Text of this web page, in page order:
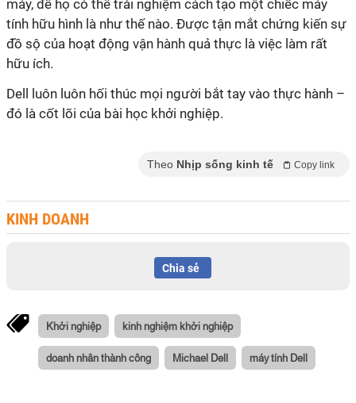
máy, để họ có thể trải nghiệm cách tạo một chiếc máy
tính hữu hình là như thế nào. Được tận mắt chứng kiến sự
đồ sộ của hoạt động vận hành quả thực là việc làm rất
hữu ích.
Dell luôn luôn hối thúc mọi người bắt tay vào thực hành –
đó là cốt lõi của bài học khởi nghiệp.
Theo Nhịp sống kinh tế Copy link
KINH DOANH
Chia sẻ
Khởi nghiệp kinh nghiệm khởi nghiệp
doanh nhân thành công Michael Dell máy tính Dell